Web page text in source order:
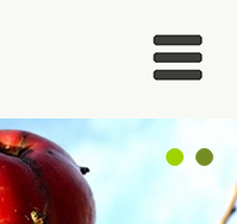
1 2